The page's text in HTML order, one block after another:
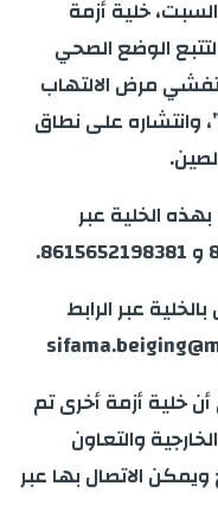
خلية أزمة
لتتبع الوضع الصحي
تفشي مرض الالتهاب
وانتشاره على نطاق
الخلية عبر
عبر الرابط
خلية أزمة أخرى تم
والتعاون
ويمكن الاتصال بها عبر